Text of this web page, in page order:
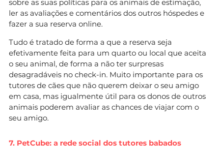
sobre as suas políticas para os animais de estimação,
ler as avaliações e comentários dos outros hóspedes e
fazer a sua reserva online.
Tudo é tratado de forma a que a reserva seja
efetivamente feita para um quarto ou local que aceita
o seu animal, de forma a não ter surpresas
desagradáveis no check-in. Muito importante para os
tutores de cães que não querem deixar o seu amigo
em casa, mas igualmente útil para os donos de outros
animais poderem avaliar as chances de viajar com o
seu amigo.
7. PetCube: a rede social dos tutores babados